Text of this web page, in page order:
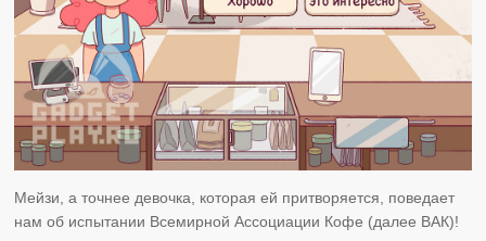
Мейзи, а точнее девочка, которая ей притворяется, поведает
нам об испытании Всемирной Ассоциации Кофе (далее ВАК)!